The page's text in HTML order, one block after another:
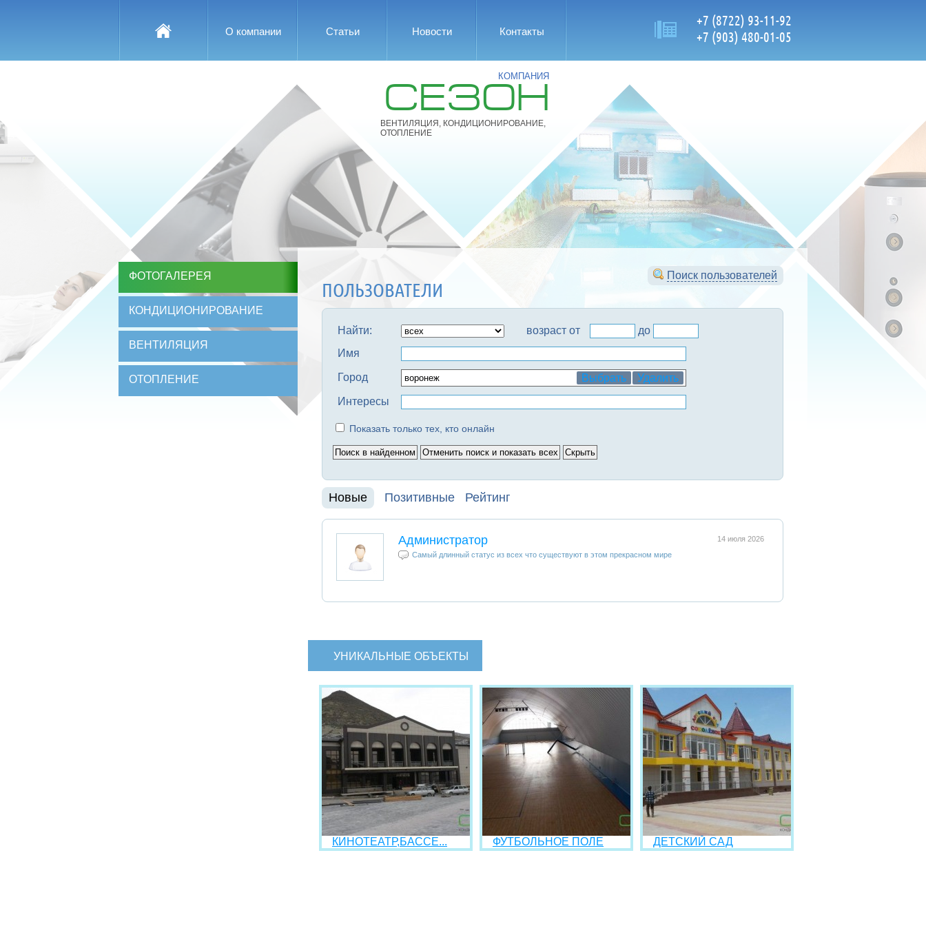
О компании Статьи Новости Контакты
+7 (8722) 93-11-92
+7 (903) 480-01-05
КОМПАНИЯ
СЕЗОН
ВЕНТИЛЯЦИЯ, КОНДИЦИОНИРОВАНИЕ,
ОТОПЛЕНИЕ
ФОТОГАЛЕРЕЯ
КОНДИЦИОНИРОВАНИЕ
ВЕНТИЛЯЦИЯ
ОТОПЛЕНИЕ
Поиск пользователей
ПОЛЬЗОВАТЕЛИ
Найти: возраст от
до
Имя
Город Удалить
Выбрать
Интересы
Показать только тех, кто онлайн
Новые Позитивные Рейтинг
14 июля 2026
Администратор
Самый длинный статус из всех что существуют в этом прекрасном мире
УНИКАЛЬНЫЕ ОБЪЕКТЫ
КИНОТЕАТР,БАССЕ... ФУТБОЛЬНОЕ ПОЛЕ ДЕТСКИЙ САД